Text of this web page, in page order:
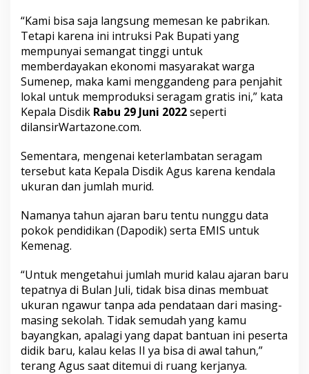
i
t
L
o
k
a
l
“Kami bisa saja langsung memesan ke pabrikan.
Tetapi karena ini intruksi Pak Bupati yang
mempunyai semangat tinggi untuk
memberdayakan ekonomi masyarakat warga
Sumenep, maka kami menggandeng para penjahit
lokal untuk memproduksi seragam gratis ini,” kata
Kepala Disdik Rabu 29 Juni 2022seperti
dilansirWartazone.com.
Sementara, mengenai keterlambatan seragam
tersebut kata Kepala Disdik Agus karena kendala
ukuran dan jumlah murid.
Namanya tahun ajaran baru tentu nunggu data
pokok pendidikan (Dapodik) serta EMIS untuk
Kemenag.
“Untuk mengetahui jumlah murid kalau ajaran baru
tepatnya di Bulan Juli, tidak bisa dinas membuat
ukuran ngawur tanpa ada pendataan dari masing-
masing sekolah. Tidak semudah yang kamu
bayangkan, apalagi yang dapat bantuan ini peserta
didik baru, kalau kelas II ya bisa di awal tahun,”
terang Agus saat ditemui di ruang kerjanya.